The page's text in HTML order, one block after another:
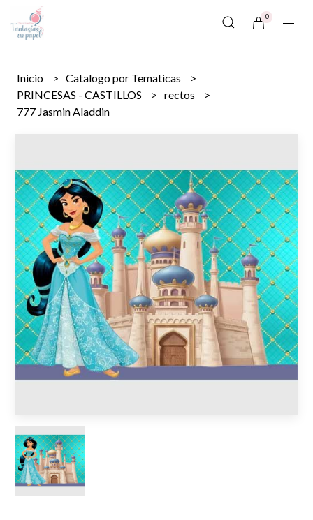
0
Inicio
Catalogo por Tematicas
PRINCESAS - CASTILLOS
rectos
777 Jasmin Aladdin